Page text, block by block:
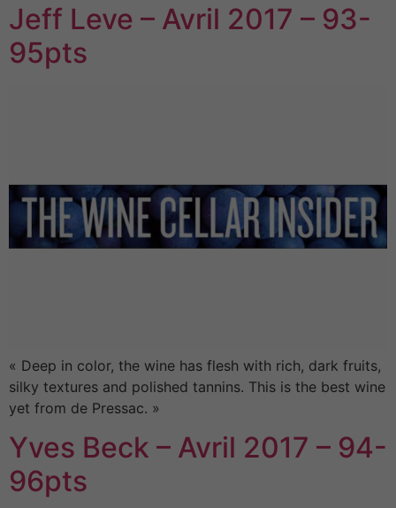
Jeff Leve – Avril 2017 – 93-
95pts
« Deep in color, the wine has flesh with rich, dark fruits,
silky textures and polished tannins. This is the best wine
yet from de Pressac. »
Yves Beck – Avril 2017 – 94-
96pts